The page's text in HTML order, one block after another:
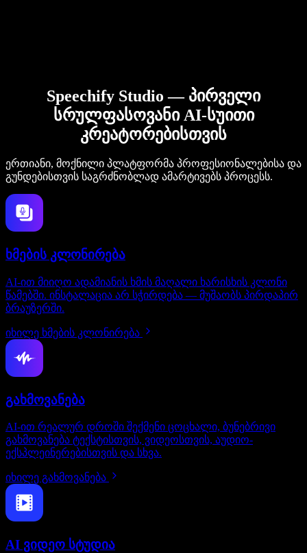
Speechify Studio — პირველი
სრულფასოვანი AI-სუითი
კრეატორებისთვის
ერთიანი, მოქნილი პლატფორმა პროფესიონალებისა და
გუნდებისთვის საგრძნობლად ამარტივებს პროცესს.
ხმების კლონირება
AI-ით მიიღო ადამიანის ხმის მაღალი ხარისხის კლონი
წამებში. ინსტალაცია არ სჭირდება — მუშაობს პირდაპირ
ბრაუზერში.
იხილე ხმების კლონირება
გახმოვანება
AI-ით რეალურ დროში შექმენი ცოცხალი, ბუნებრივი
გახმოვანება ტექსტისთვის, ვიდეოსთვის, აუდიო-
ექსპლეინერებისთვის და სხვა.
იხილე გახმოვანება
AI ვიდეო სტუდია